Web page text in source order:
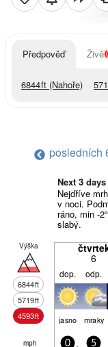
Předpověď Živě
6844ft (Nahoře)
posledních
Next 3
Nejdříve
v noci.
ráno, min -
slabý.
Výška
6844ft
5719ft
4593ft
6
dop. odp.
jasno mraky
mph 0 5